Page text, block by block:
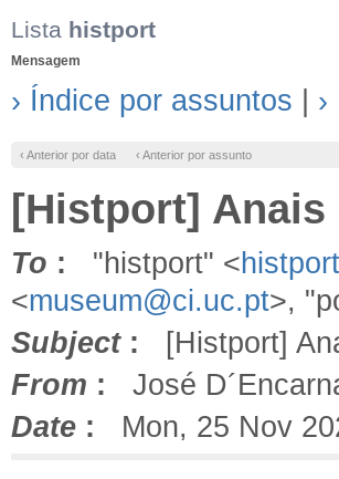
Lista histport
Mensagem
› Índice por assuntos
‹ Anterior por data ‹ Anterior por assunto
[Histport] Anais
To : "histport" <
<museum@ci.uc.pt>,
Subject: [Histport]
From : José
Date : Mon, 25 Nov